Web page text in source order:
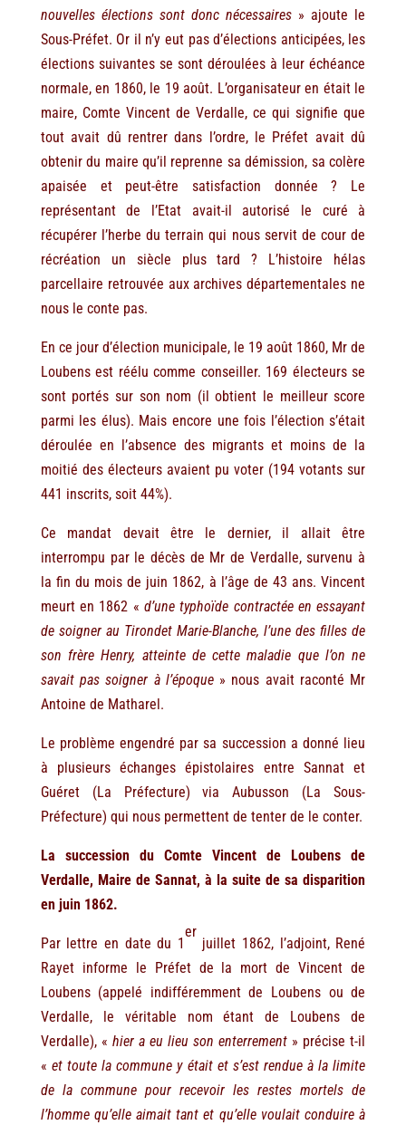
nouvelles élections sont donc nécessaires » ajoute le
Sous-Préfet. Or il n’y eut pas d’élections anticipées, les
élections suivantes se sont déroulées à leur échéance
normale, en 1860, le 19 août. L’organisateur en était le
maire, Comte Vincent de Verdalle, ce qui signifie que
tout avait dû rentrer dans l’ordre, le Préfet avait dû
obtenir du maire qu’il reprenne sa démission, sa colère
apaisée et peut-être satisfaction donnée ? Le
représentant de l’Etat avait-il autorisé le curé à
récupérer l’herbe du terrain qui nous servit de cour de
récréation un siècle plus tard ? L’histoire hélas
parcellaire retrouvée aux archives départementales ne
nous le conte pas.
En ce jour d’élection municipale, le 19 août 1860, Mr de
Loubens est réélu comme conseiller. 169 électeurs se
sont portés sur son nom (il obtient le meilleur score
parmi les élus). Mais encore une fois l’élection s’était
déroulée en l’absence des migrants et moins de la
moitié des électeurs avaient pu voter (194 votants sur
441 inscrits, soit 44%).
Ce mandat devait être le dernier, il allait être
interrompu par le décès de Mr de Verdalle, survenu à
la fin du mois de juin 1862, à l’âge de 43 ans. Vincent
meurt en 1862 « d’une typhoïde contractée en essayant
de soigner au Tirondet Marie-Blanche, l’une des filles de
son frère Henry, atteinte de cette maladie que l’on ne
savait pas soigner à l’époque» nous avait raconté Mr
Antoine de Matharel.
Le problème engendré par sa succession a donné lieu
à plusieurs échanges épistolaires entre Sannat et
Guéret (La Préfecture) via Aubusson (La Sous-
Préfecture) qui nous permettent de tenter de le conter.
La succession du Comte Vincent de Loubens de
Verdalle, Maire de Sannat, à la suite de sa disparition
en juin 1862.
Par lettre en date du 1
er
juillet 1862, l’adjoint, René
Rayet informe le Préfet de la mort de Vincent de
Loubens (appelé indifféremment de Loubens ou de
Verdalle, le véritable nom étant de Loubens de
Verdalle), « hier a eu lieu son enterrement » précise t-il
« et toute la commune y était et s’est rendue à la limite
de la commune pour recevoir les restes mortels de
l’homme qu’elle aimait tant et qu’elle voulait conduire à